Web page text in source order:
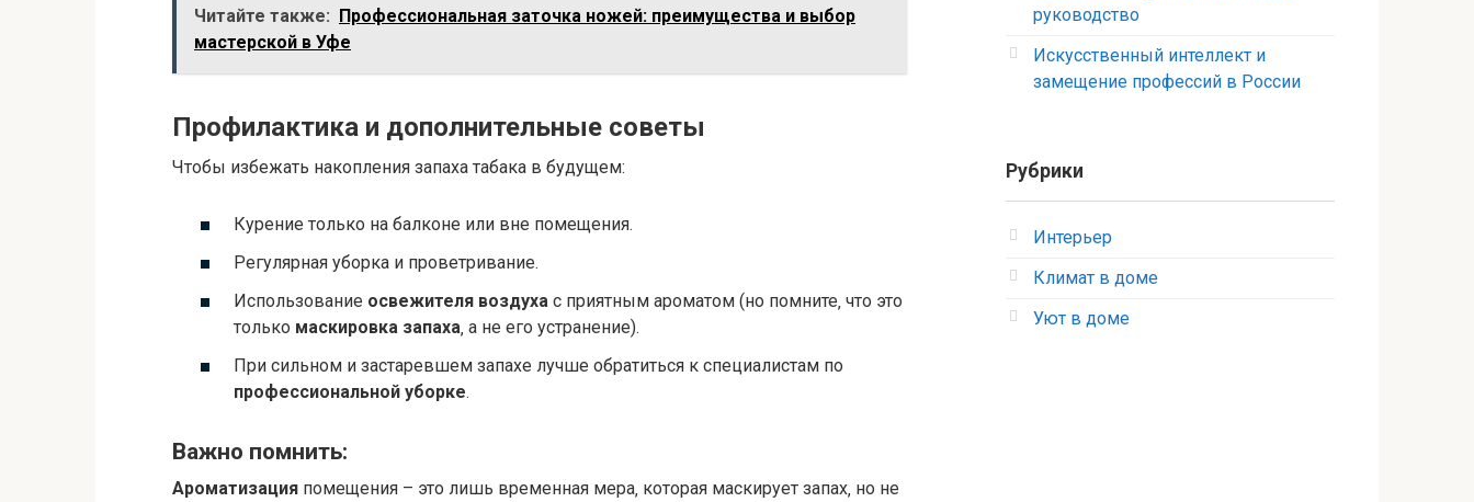
Читайте также:
Профессиональная заточка ножей: преимущества и выбор
мастерской в Уфе
Профилактика и дополнительные советы
Чтобы избежать накопления запаха табака в будущем:
Курение только на балконе или вне помещения.
Регулярная уборка и проветривание.
Использование освежителя воздуха с приятным ароматом (но помните‚ что это
только маскировка запаха‚ а не его устранение).
При сильном и застаревшем запахе лучше обратиться к специалистам по
профессиональной уборке.
Важно помнить:
Ароматизация помещения – это лишь временная мера‚ которая маскирует запах‚ но не
руководство
Искусственный интеллект и
замещение профессий в России
Рубрики
Интерьер
Климат в доме
Уют в доме